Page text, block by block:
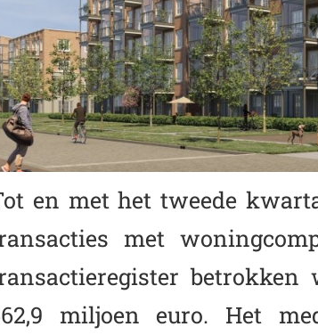
en met het tweede
met
miljoen euro. Het